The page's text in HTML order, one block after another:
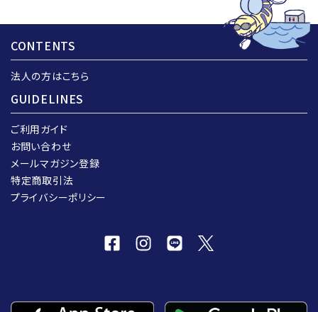
CONTENTS
法人の方はこちら
GUIDELINES
ご利用ガイド
お問い合わせ
メールマガジン登録
特定商取引法
プライバシーポリシー